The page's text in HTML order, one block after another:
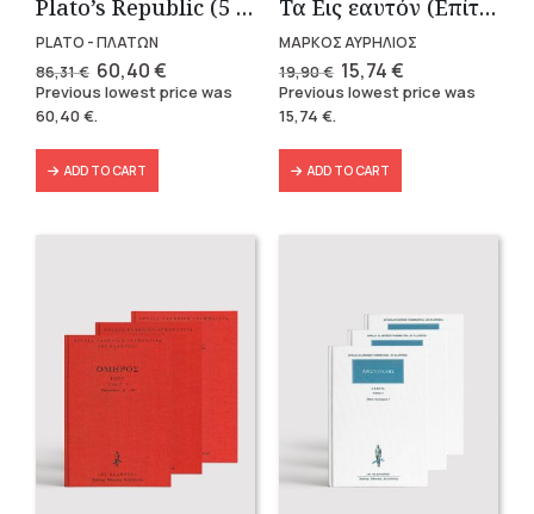
Plato’s Republic (5 volumes)
PLATO - ΠΛΑΤΩΝ
86,31€ Original
price
was:
86,31 €.
60,40€Current
price
is:
Previous lowest price was
60,40€.
ADD TO CART
Τα Εις εαυτόν (Επίτομο) – Μάρκος Αυρήλιος
ΜΑΡΚΟΣ ΑΥΡΗΛΙΟΣ
19,90€ Original
price
was:
15,74€Current
price
is:
Previous lowest price was
15,74 €.
ADD TO CART